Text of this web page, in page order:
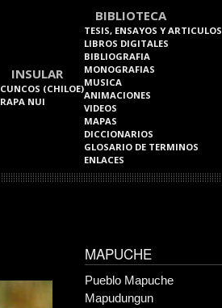
INSULAR
CUNCOS (CHILOE)
RAPA NUI
BIBLIOTECA
TESIS, ENSAYOS Y ARTICULOS
LIBROS DIGITALES
BIBLIOGRAFIA
MONOGRAFIAS
MUSICA
ANIMACIONES
VIDEOS
MAPAS
DICCIONARIOS
GLOSARIO DE TERMINOS
ENLACES
MAPUCHE
Pueblo Mapuche
Mapudungun